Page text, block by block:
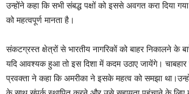
उन्‍होंने कहा कि सभी संबद्ध पक्षों को इससे अवगत करा दिया
को महत्‍वपूर्ण मानता है।
संकटग्रस्‍त क्षेत्रों से भारतीय नागरिकों को बाहर निकालने के
यदि आवश्‍यक हुआ तो इस दिशा में कदम उठाए जायेंगे। चाबहार
प्रवक्‍ता ने कहा कि अमरीका ने इसके महत्‍व को समझा